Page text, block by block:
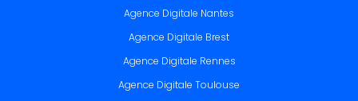
Agence Digitale Nantes
Agence Digitale Brest
Agence Digitale Rennes
Agence Digitale Toulouse